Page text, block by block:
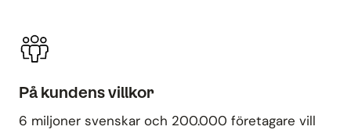
På kundens villkor
6 miljoner svenskar och 200.000 företagare vill